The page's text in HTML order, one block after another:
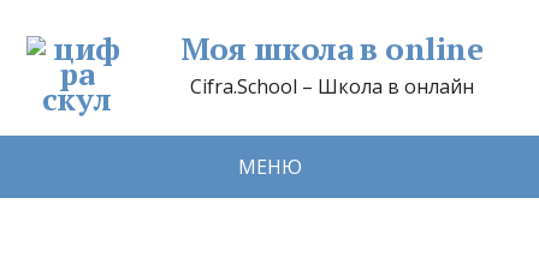
Моя школа в online
Cifra.School – Школа в онлайн
МЕНЮ